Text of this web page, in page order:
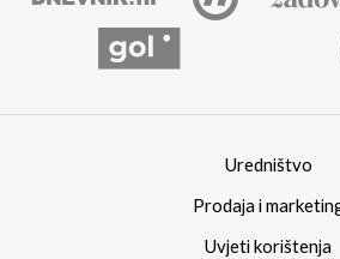
Uredništvo
Prodaja i
Uvjeti korištenja